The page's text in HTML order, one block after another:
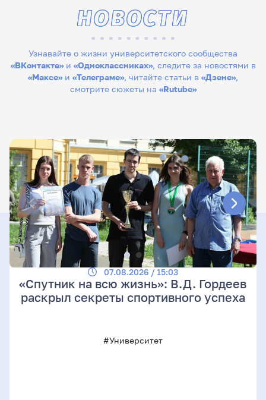
Узнавайте о жизни университетского сообщества
«ВКонтакте»и «Одноклассниках», следите за новостями в
«Максе» и «Телеграме», читайте статьи в «Дзене»,
смотрите сюжеты на «Rutube»
НОВОСТИ
07.08.2026 / 15:03
«Спутник на всю жизнь»: В.Д. Гордеев
раскрыл секреты спортивного успеха
#Университет